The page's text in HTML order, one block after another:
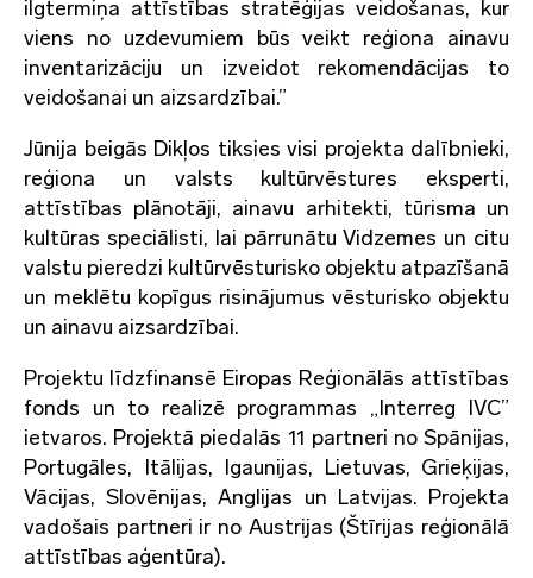
ilgtermiņa attīstības stratēģijas veidošanas, kur
viens no uzdevumiem būs veikt reģiona ainavu
inventarizāciju un izveidot rekomendācijas to
veidošanai un aizsardzībai.”
Jūnija beigās Dikļos tiksies visi projekta dalībnieki,
reģiona un valsts kultūrvēstures eksperti,
attīstības plānotāji, ainavu arhitekti, tūrisma un
kultūras speciālisti, lai pārrunātu Vidzemes un citu
valstu pieredzi kultūrvēsturisko objektu atpazīšanā
un meklētu kopīgus risinājumus vēsturisko objektu
un ainavu aizsardzībai.
Projektu līdzfinansē Eiropas Reģionālās attīstības
fonds un to realizē programmas „Interreg IVC”
ietvaros. Projektā piedalās 11 partneri no Spānijas,
Portugāles, Itālijas, Igaunijas, Lietuvas, Grieķijas,
Vācijas, Slovēnijas, Anglijas un Latvijas. Projekta
vadošais partneri ir no Austrijas (Štīrijas reģionālā
attīstības aģentūra).